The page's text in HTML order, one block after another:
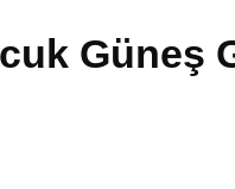
Güneş